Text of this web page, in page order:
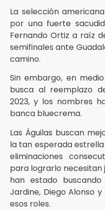
La selección
por una fuerte
Fernando Ortiz a raíz
semifinales ante
camino.
Sin embargo, en
busca al reemplazo
2023, y los nombres
banca bluecrema.
Las Águilas buscan
la tan esperada
eliminaciones
para lograrlo necesitan
han estado
Jardine, Diego Alonso
esos roles.